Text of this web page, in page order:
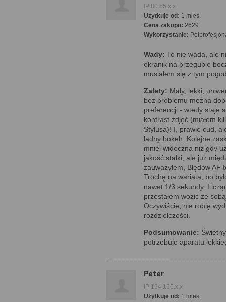
IP 80.55.x.x
Użytkuje od: 1 mies.
Cena zakupu: 2629
Wykorzystanie:
Wady: To nie wada, ale
ekranik na przegubie
musiałem się z tym
Zalety: Mały, lekki,
bez problemu można
preferencji - wtedy staje
kontrast zdjęć (miałem
Stylusa)! I, prawie cud,
ładny bokeh. Kolejne
mniej widoczna niż gdy
jakość stałki, ale już
zauważyłem, Błędów
Trochę na wariata, bo
nawet 1/3 sekundy.
przestałem wozić ze
Oczywiście, nie robię
rozdzielczości.
Podsumowanie:
potrzebuje aparatu
Peter
IP 194.156.x.x
Użytkuje od: 1 mies.